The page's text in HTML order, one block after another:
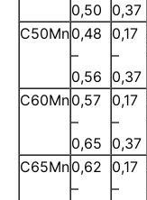
0,50
0,37
C50Mn0,48
–
0,56
0,17
–
0,37
C60Mn0,57
–
0,65
0,17
–
0,37
C65Mn0,62
–
0,17
–